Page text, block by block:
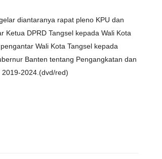
diantaranya rapat pleno KPU dan
DPRD Tangsel kepada Wali Kota
Wali Kota Tangsel kepada
Banten tentang Pengangkatan dan
2019-2024.(dvd/red)